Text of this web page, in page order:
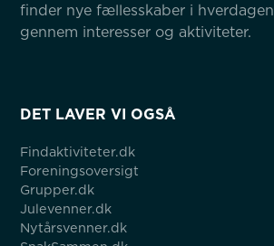
finder nye fællesskaber i hverdagen
gennem interesser og aktiviteter.
DET LAVER VI OGSÅ
Findaktiviteter.dk
Foreningsoversigt
Grupper.dk
Julevenner.dk
Nytårsvenner.dk